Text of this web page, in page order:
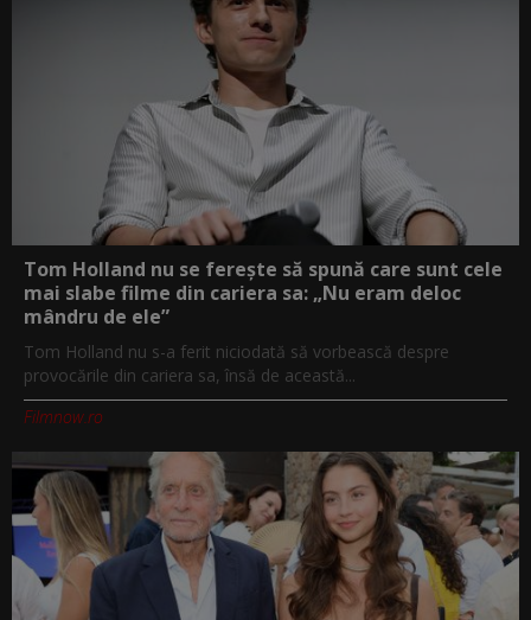
Tom Holland nu se ferește să spună care sunt cele
mai slabe filme din cariera sa: „Nu eram deloc
mândru de ele”
Tom Holland nu s-a ferit niciodată să vorbească despre
provocările din cariera sa, însă de această...
Filmnow.ro